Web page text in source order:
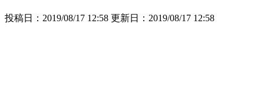
投稿日：2019/08/17 12:58 更新日： 2019/08/17 12:58